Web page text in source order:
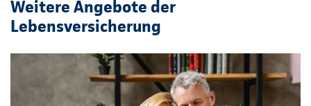
Weitere Angebote der
Lebensversicherung